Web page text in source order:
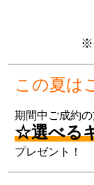
※
この夏は
期間中ご成約の
☆選べる
プレゼント！